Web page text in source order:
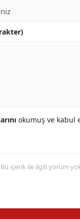
okumuş ve kabul
içerik ile ilgili yorum